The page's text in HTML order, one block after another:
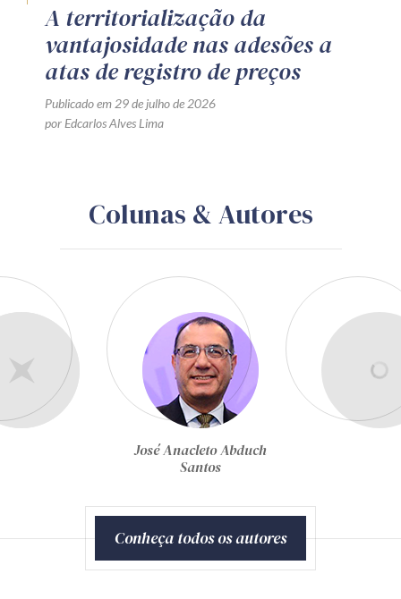
A territorialização da
vantajosidade nas adesões a
atas de registro de preços
Publicado em 29 de julho de 2026
por Edcarlos Alves Lima
Colunas & Autores
José Anacleto Abduch
Santos
Conheça todos os autores